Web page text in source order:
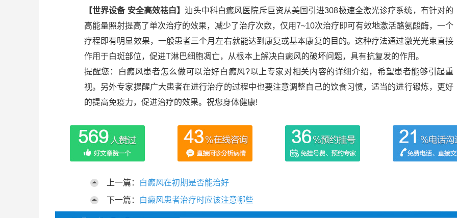
【世界设备 安全高效祛白】 汕头中科白癜风医院斥巨资从美国引进308极速全激光诊疗系统，有针对的
高能量照射提高了单次治疗的效果，减少了治疗次数，仅用7~10次治疗即可有效地激活酪氨酸酶，一个
疗程即有明显效果，一般患者三个月左右就能达到康复或基本康复的目的。这种疗法通过激光光束直接
作用于白斑部位，促进T淋巴细胞凋亡，从根本上解决白癜风的破坏问题，具有抗复发的作用。
提醒您：白癜风患者怎么做可以治好白癜风?以上专家对相关内容的详细介绍，希望患者能够引起重
视。另外专家提醒广大患者在进行治疗的过程中也要注意调整自己的饮食习惯，适当的进行锻炼，更好
的提高免疫力，促进治疗的效果。祝您身体健康!
上一篇：
白癜风在初期是否能治好
下一篇：
白癜风患者治疗时应该注意哪些